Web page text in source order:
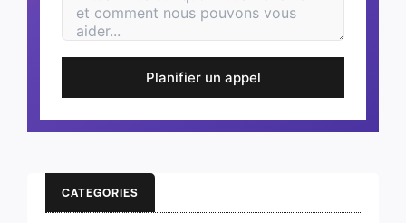
Planifier un appel
CATEGORIES